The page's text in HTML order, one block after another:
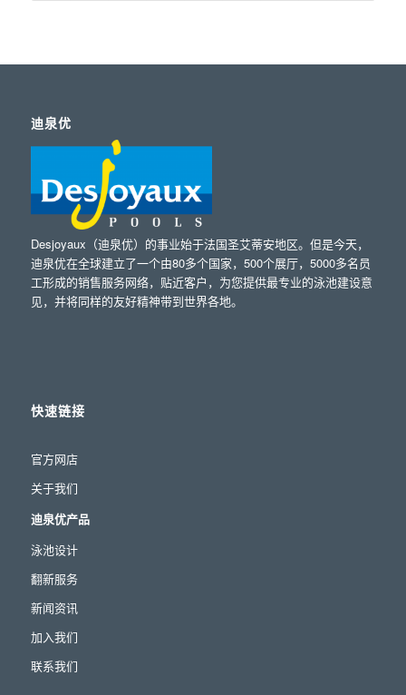
迪泉优
Desjoyaux（迪泉优）的事业始于法国圣艾蒂安地区。但是今天，
迪泉优在全球建立了一个由80多个国家，500个展厅，5000多名员
工形成的销售服务网络，贴近客户，为您提供最专业的泳池建设意
见，并将同样的友好精神带到世界各地。
快速链接
官方网店
关于我们
迪泉优产品
泳池设计
翻新服务
新闻资讯
加入我们
联系我们